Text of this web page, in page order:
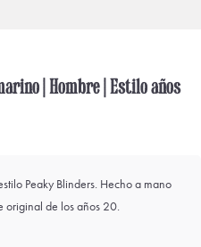
| Hombre | Estilo años
Peaky Blinders. Hecho a mano
original de los años 20.